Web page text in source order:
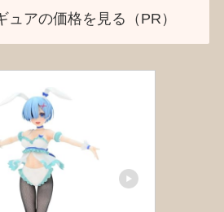
ュアの価格を見る（PR）